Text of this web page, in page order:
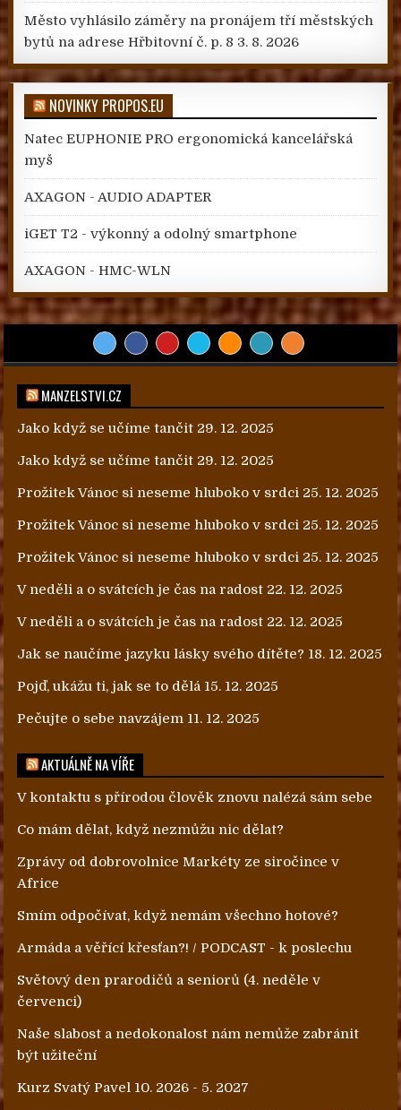
Město vyhlásilo záměry na pronájem tří městských
bytů na adrese Hřbitovní č. p. 8 3. 8. 2026
NOVINKY PROPOS.EU
Natec EUPHONIE PRO ergonomická kancelářská
myš
AXAGON - AUDIO ADAPTER
iGET T2 - výkonný a odolný smartphone
AXAGON - HMC-WLN
MANZELSTVI.CZ
Jako když se učíme tančit 29. 12. 2025
Jako když se učíme tančit 29. 12. 2025
Prožitek Vánoc si neseme hluboko v srdci 25. 12. 2025
Prožitek Vánoc si neseme hluboko v srdci 25. 12. 2025
Prožitek Vánoc si neseme hluboko v srdci 25. 12. 2025
V neděli a o svátcích je čas na radost 22. 12. 2025
V neděli a o svátcích je čas na radost 22. 12. 2025
Jak se naučíme jazyku lásky svého dítěte? 18. 12. 2025
Pojď, ukážu ti, jak se to dělá 15. 12. 2025
Pečujte o sebe navzájem 11. 12. 2025
AKTUÁLNĚ NA VÍŘE
V kontaktu s přírodou člověk znovu nalézá sám sebe
Co mám dělat, když nezmůžu nic dělat?
Zprávy od dobrovolnice Markéty ze siročince v
Africe
Smím odpočívat, když nemám všechno hotové?
Armáda a věřící křesťan?! / PODCAST - k poslechu
Světový den prarodičů a seniorů (4. neděle v
červenci)
Naše slabost a nedokonalost nám nemůže zabránit
být užiteční
Kurz Svatý Pavel 10. 2026 - 5. 2027